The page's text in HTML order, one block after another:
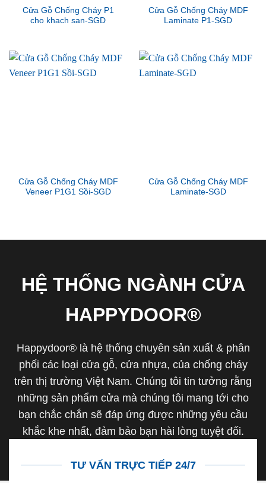
Cửa Gỗ Chống Cháy P1
cho khach san-SGD
Cửa Gỗ Chống Cháy MDF
Laminate P1-SGD
Cửa Gỗ Chống Cháy MDF
Veneer P1G1 Sồi-SGD
Cửa Gỗ Chống Cháy MDF
Laminate-SGD
HỆ THỐNG NGÀNH CỬA
HAPPYDOOR®
Happydoor® là hệ thống chuyên sản xuất & phân
phối các loại cửa gỗ, cửa nhựa, của chống cháy
trên thị trường Việt Nam. Chúng tôi tin tưởng rằng
những sản phẩm cửa mà chúng tôi mang tới cho
bạn chắc chắn sẽ đáp ứng được những yêu cầu
khắc khe nhất, đảm bảo bạn hài lòng tuyệt đối.
TƯ VẤN TRỰC TIẾP 24/7